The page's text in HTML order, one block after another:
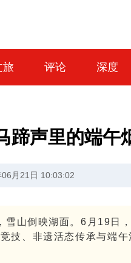
旅 评论 深度
蹄声里的端午
月21日 10:03:02
雪山倒映湖面。6月19日
技、非遗活态传承与端